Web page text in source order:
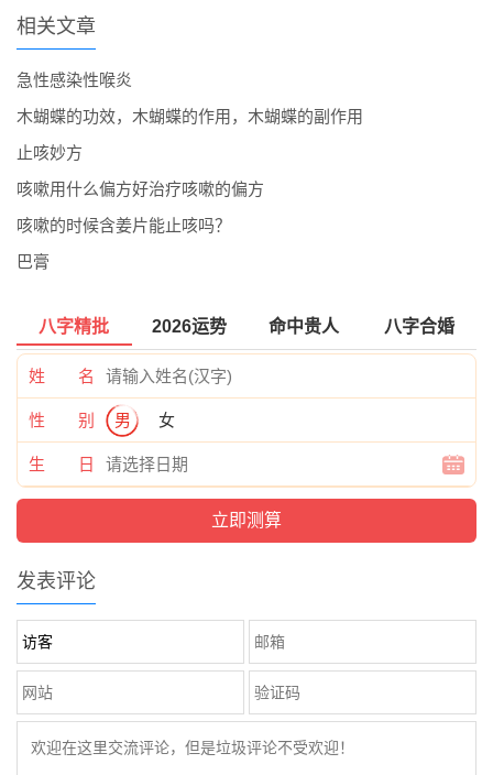
相关文章
急性感染性喉炎
木蝴蝶的功效，木蝴蝶的作用，木蝴蝶的副作用
止咳妙方
咳嗽用什么偏方好治疗咳嗽的偏方
咳嗽的时候含姜片能止咳吗？
巴膏
八字精批 2026运势 命中贵人 八字合婚
姓 名
性 别 男 女
生 日
发表评论